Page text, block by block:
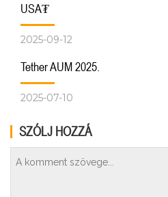
USA₮
2025-09-12
Tether AUM 2025.
2025-07-10
SZÓLJ HOZZÁ